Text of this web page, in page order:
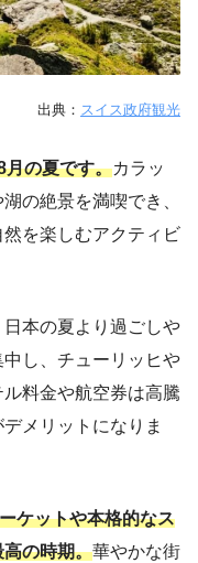
出典： スイス政府観光
月の夏です。カラッ
の絶景を満喫でき、
を楽しむアクティビ
本の夏より過ごしや
し、チューリッヒや
料金や航空券は高騰
メリットになりま
ケットや本格的なス
の時期。華やかな街